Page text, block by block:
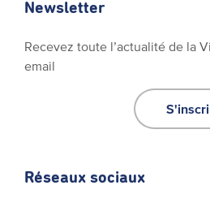
Newsletter
Recevez toute l’actualité de la
email
Réseaux sociaux